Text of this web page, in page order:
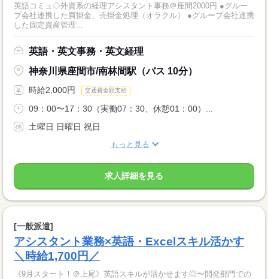
英語コミュ◇外資系の経理アシスタント事務＠座間2000円 ●グルー
プ会社連携した買掛金、売掛金処理（オラクル） ●グループ会社連携
した固定資産管理...
英語・英文事務・英文経理
神奈川県座間市/南林間駅（バス 10分）
時給2,000円 交通費全額支給
09：00〜17：30（実働07：30、休憩01：00）...
土曜日 日曜日 祝日
もっと見る
求人詳細を見る
[一般派遣]
アシスタント業務×英語・Excelスキル活かす
＼時給1,700円／
《9月スタート！＠上尾》英語スキルが活かせます◎〜開発部門での